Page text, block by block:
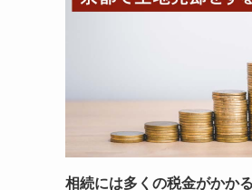
相続には多くの税金がかか